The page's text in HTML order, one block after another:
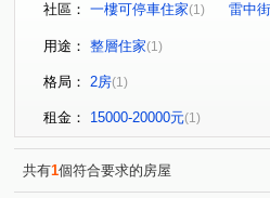
社區： 一樓可停車住家(1) 雷中街
用途： 整層住家(1)
格局： 2房(1)
租金： 15000-20000元(1)
共有1個符合要求的房屋